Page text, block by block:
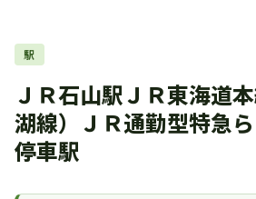
駅
ＪＲ石山駅ＪＲ東海道
湖線）ＪＲ通勤型特急
停車駅